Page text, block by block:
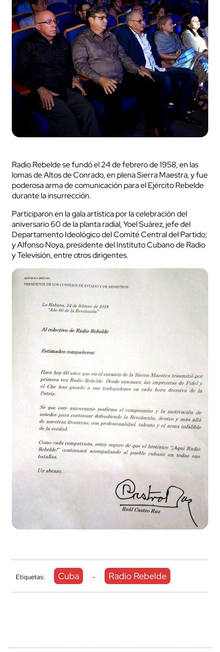
Radio Rebelde se fundó el 24 de febrero de 1958, en las
lomas de Altos de Conrado, en plena Sierra Maestra, y fue
poderosa arma de comunicación para el Ejército Rebelde
durante la insurrección.
Participaron en la gala artística por la celebración del
aniversario 60 de la planta radial, Yoel Suárez, jefe del
Departamento Ideológico del Comité Central del Partido;
y Alfonso Noya, presidente del Instituto Cubano de Radio
y Televisión, entre otros dirigentes.
Etiquetas: Cuba - Radio Rebelde